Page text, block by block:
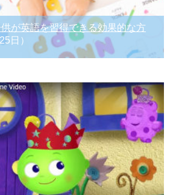
が英語を習得できる効果的な方
日）